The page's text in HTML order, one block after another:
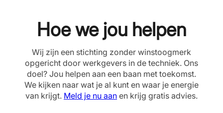
Hoe we jou helpen
Wij zijn een stichting zonder winstoogmerk
opgericht door werkgevers in de techniek. Ons
doel? Jou helpen aan een baan met toekomst.
We kijken naar wat je al kunt en waar je energie
van krijgt. Meld je nu aan en krijg gratis advies.